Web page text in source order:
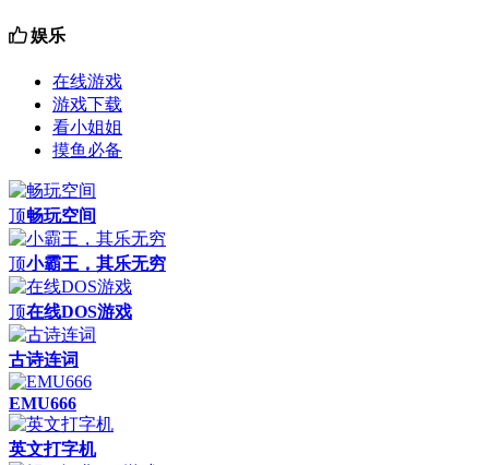
娱乐
在线游戏
游戏下载
看小姐姐
摸鱼必备
顶畅玩空间
顶小霸王，其乐无穷
顶在线DOS游戏
古诗连词
EMU666
英文打字机